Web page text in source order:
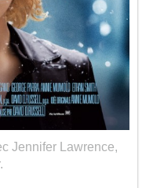
Jennifer Lawrence,